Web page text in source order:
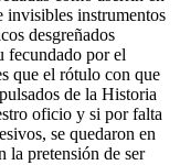
invisibles instrumentos
desgreñados
fecundado por el
que el rótulo con que
de la Historia
oficio y si por falta
se quedaron en
la pretensión de ser